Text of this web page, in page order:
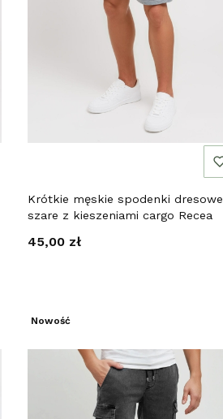
Krótkie męskie spodenki dresowe
szare z kieszeniami cargo Recea
Cena
45,00 zł
Nowość